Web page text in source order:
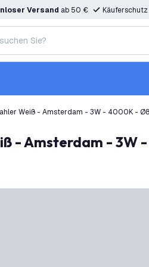
Versand ab 50 € Käuferschutz
Weiß - Amsterdam - 3W - 4000K -
- Amsterdam -